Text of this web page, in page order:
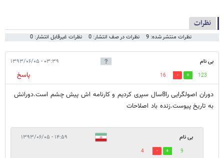
نظرات
نظرات منتشر شده: 9 نظرات در صف انتشار: 0 نظرات غیرقابل انتشار: 0
بی نام ۰۳:۳۹ - ۱۳۹۳/۰۶/۰۵
123
16
پاسخ
دوران اصولگرایی را8سال سپری کردیم و کارنامه اش پیش چشم است.دورانش
به تاریخ پیوست.زنده باد اصلاحات
بی نام ۱۴:۵۹ - ۱۳۹۳/۰۶/۰۵
9
4